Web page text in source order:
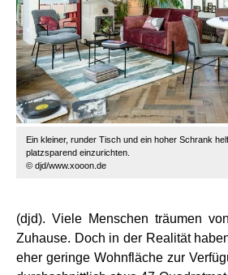
Ein kleiner, runder Tisch und ein hoher Schrank
platzsparend einzurichten.
© djd/www.xooon.de
(djd). Viele Menschen träumen
Zuhause. Doch in der Realität
eher geringe Wohnfläche zur